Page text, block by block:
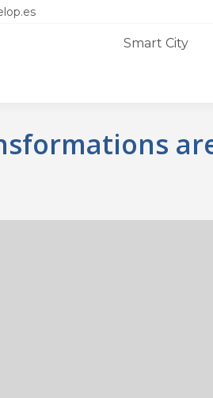
Smart City